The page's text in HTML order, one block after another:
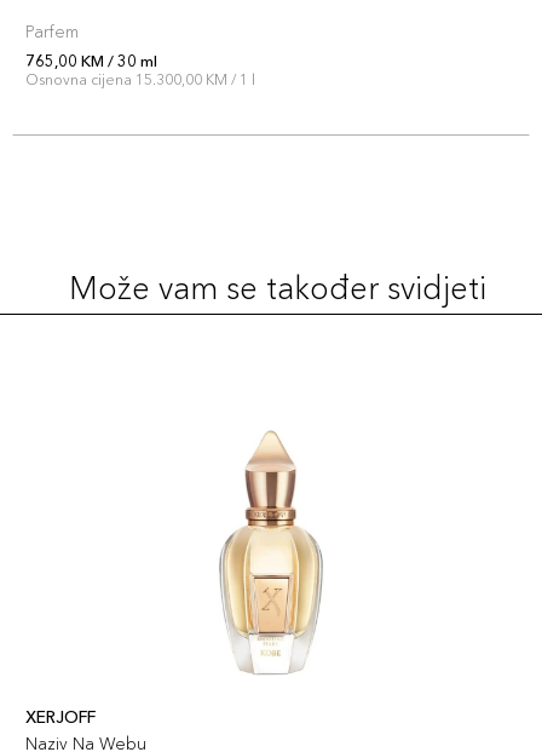
Parfem
765,00 KM / 30 ml
Osnovna cijena 15.300,00 KM / 1 l
Može vam se također svidjeti
XERJOFF
Naziv Na Webu